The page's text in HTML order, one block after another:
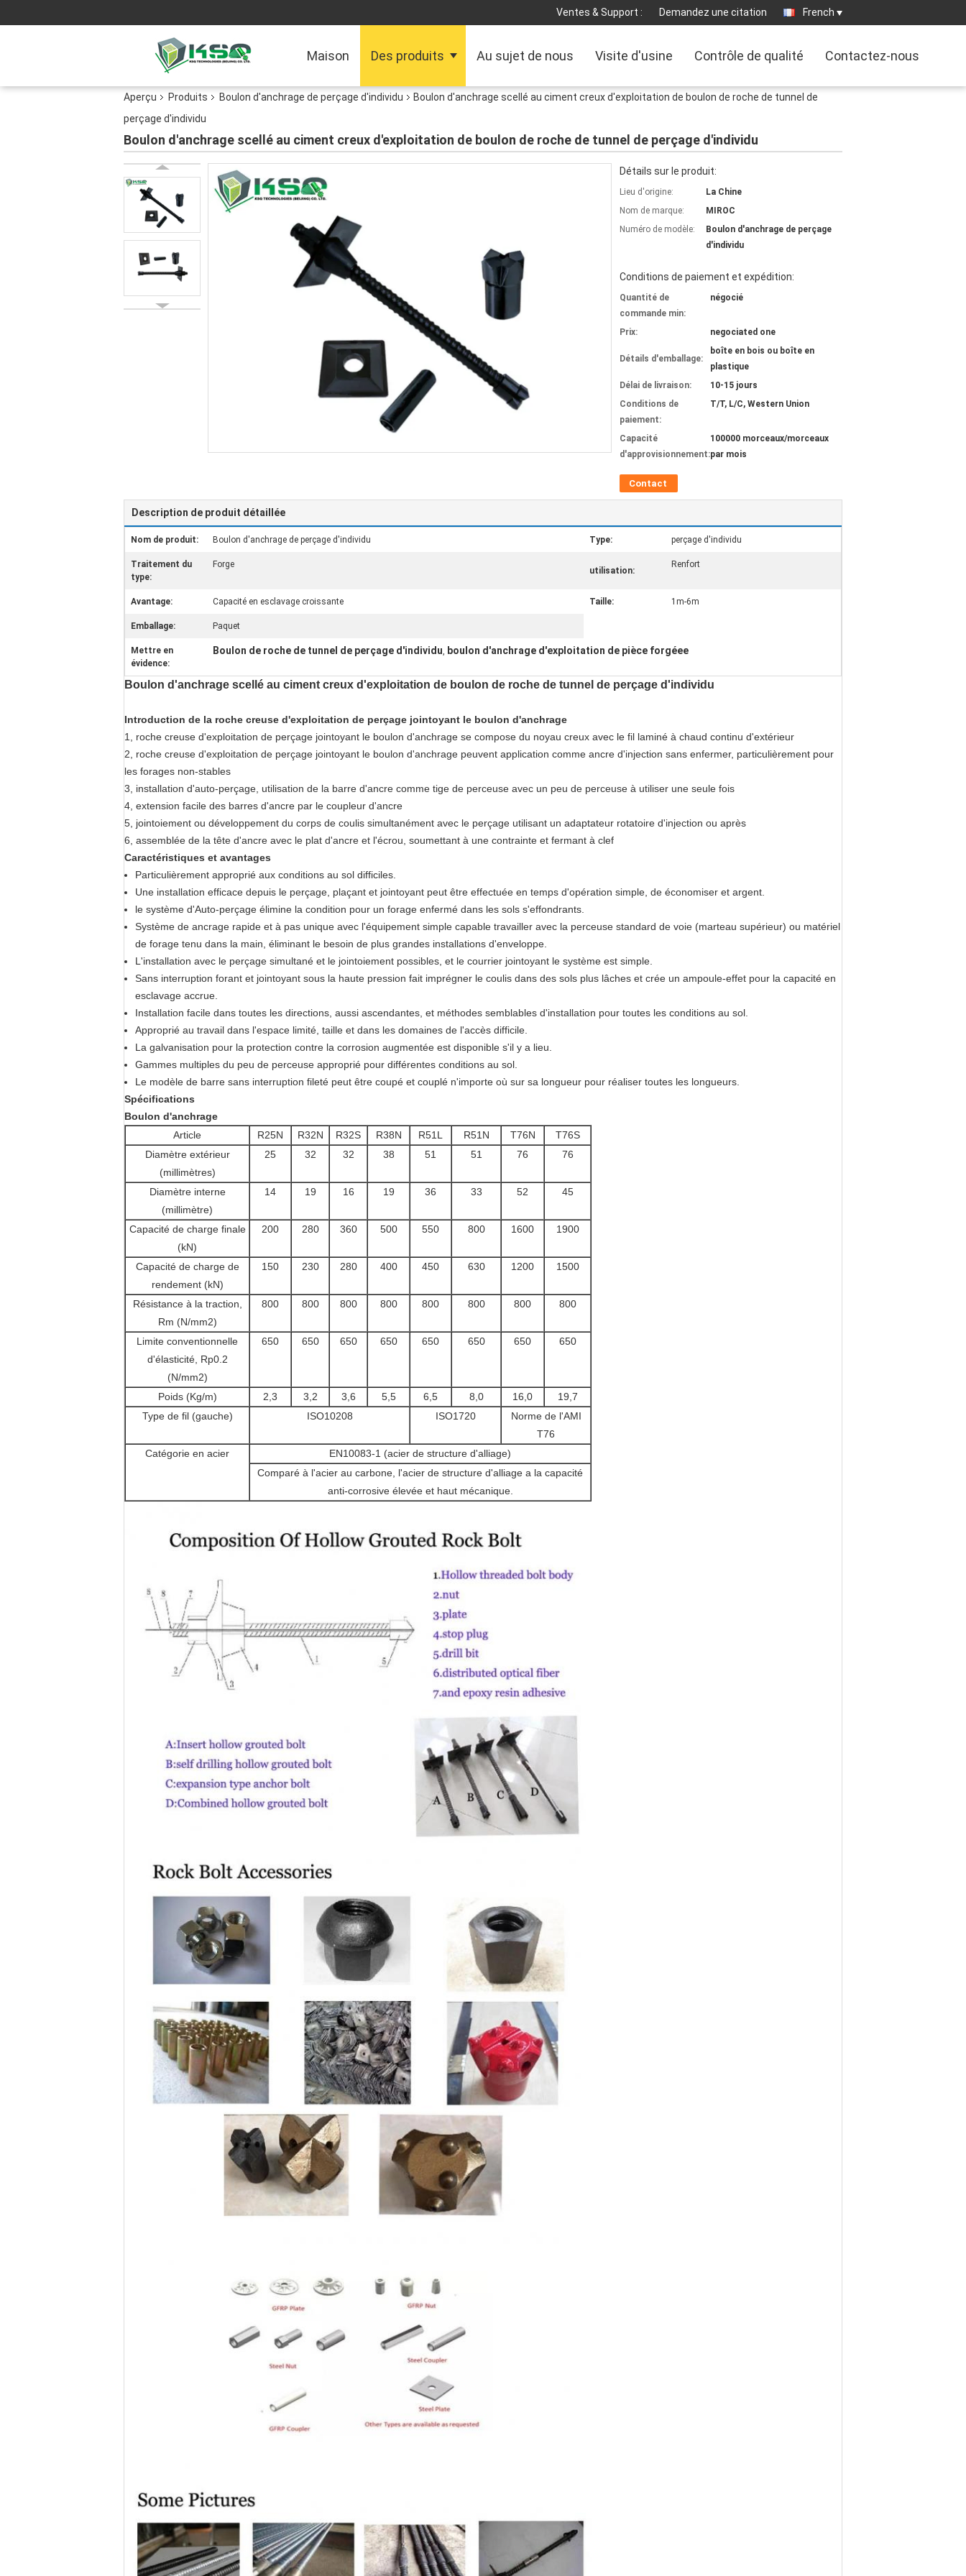
Ventes & Support : Demandez une citation French
Maison Des produits Au sujet de nous Visite d'usine Contrôle de qualité Contactez-nous
Aperçu Produits Boulon d'anchrage de perçage d'individu
Boulon d'anchrage scellé au ciment creux d'exploitation de boulon de roche de tunnel de
perçage d'individu
Boulon d'anchrage scellé au ciment creux d'exploitation de boulon de roche de tunnel de perçage d'individu
Détails sur le produit:
Lieu d'origine:
La Chine
Nom de marque:
MIROC
Numéro de modèle:
Boulon d'anchrage de perçage
d'individu
Conditions de paiement et expédition:
Quantité de
commande min:
négocié
Prix: negociated one
Détails d'emballage:
boîte en bois ou boîte en
plastique
Délai de livraison:
10-15 jours
Conditions de
paiement:
T/T, L/C, Western Union
Capacité
d'approvisionnement:
100000 morceaux/morceaux
par mois
Contact
Description de produit détaillée
Nom de produit: Boulon d'anchrage de perçage d'individu Type: perçage d'individu
Traitement du
type:
Forge
utilisation:
Renfort
Avantage: Capacité en esclavage croissante Taille: 1m-6m
Emballage: Paquet
Mettre en
évidence:
Boulon de roche de tunnel de perçage d'individu, boulon d'anchrage d'exploitation de pièce forgéee
Boulon d'anchrage scellé au ciment creux d'exploitation de boulon de roche de tunnel de perçage d'individu
Introduction de la roche creuse d'exploitation de perçage jointoyant le boulon d'anchrage
1, roche creuse d'exploitation de perçage jointoyant le boulon d'anchrage se compose du noyau creux avec le fil laminé à chaud continu d'extérieur
2, roche creuse d'exploitation de perçage jointoyant le boulon d'anchrage peuvent application comme ancre d'injection sans enfermer, particulièrement pour
les forages non-stables
3, installation d'auto-perçage, utilisation de la barre d'ancre comme tige de perceuse avec un peu de perceuse à utiliser une seule fois
4, extension facile des barres d'ancre par le coupleur d'ancre
5, jointoiement ou développement du corps de coulis simultanément avec le perçage utilisant un adaptateur rotatoire d'injection ou après
6, assemblée de la tête d'ancre avec le plat d'ancre et l'écrou, soumettant à une contrainte et fermant à clef
Caractéristiques et avantages
Particulièrement approprié aux conditions au sol difficiles.
Une installation efficace depuis le perçage, plaçant et jointoyant peut être effectuée en temps d'opération simple, de économiser et argent.
le système d'Auto-perçage élimine la condition pour un forage enfermé dans les sols s'effondrants.
Système de ancrage rapide et à pas unique avec l'équipement simple capable travailler avec la perceuse standard de voie (marteau supérieur) ou matériel
de forage tenu dans la main, éliminant le besoin de plus grandes installations d'enveloppe.
L'installation avec le perçage simultané et le jointoiement possibles, et le courrier jointoyant le système est simple.
Sans interruption forant et jointoyant sous la haute pression fait imprégner le coulis dans des sols plus lâches et crée un ampoule-effet pour la capacité en
esclavage accrue.
Installation facile dans toutes les directions, aussi ascendantes, et méthodes semblables d'installation pour toutes les conditions au sol.
Approprié au travail dans l'espace limité, taille et dans les domaines de l'accès difficile.
La galvanisation pour la protection contre la corrosion augmentée est disponible s'il y a lieu.
Gammes multiples du peu de perceuse approprié pour différentes conditions au sol.
Le modèle de barre sans interruption fileté peut être coupé et couplé n'importe où sur sa longueur pour réaliser toutes les longueurs.
Spécifications
Boulon d'anchrage
Article
R25N R32N R32S R38N R51L R51N T76N
T76S
Diamètre extérieur
(millimètres)
25 32 32 38 51 51 76 76
Diamètre interne
(millimètre)
14 19 16 19 36 33 52 45
Capacité de charge finale
(kN)
200 280 360 500 550 800 1600 1900
Capacité de charge de
rendement (kN)
150 230 280 400 450 630 1200 1500
Résistance à la traction,
Rm (N/mm2)
800 800 800 800 800 800 800 800
Limite conventionnelle
d'élasticité, Rp0.2
(N/mm2)
650 650 650 650 650 650 650 650
Poids (Kg/m) 2,3 3,2 3,6 5,5 6,5 8,0 16,0
19,7
Type de fil (gauche)
ISO10208 ISO1720
Norme de l'AMI
T76
Catégorie en acier
EN10083-1 (acier de structure d'alliage)
Comparé à l'acier au carbone, l'acier de structure d'alliage a la capacité
anti-corrosive élevée et haut mécanique.